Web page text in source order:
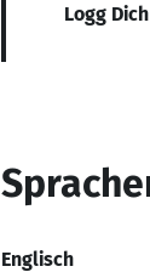
Logg
Englisch